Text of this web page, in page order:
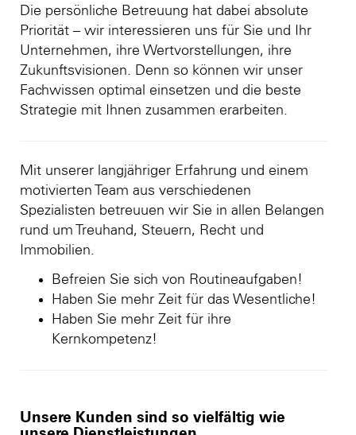
Die persönliche Betreuung hat dabei absolute
Priorität – wir interessieren uns für Sie und Ihr
Unternehmen, ihre Wertvorstellungen, ihre
Zukunftsvisionen. Denn so können wir unser
Fachwissen optimal einsetzen und die beste
Strategie mit Ihnen zusammen erarbeiten.
Mit unserer langjähriger Erfahrung und einem
motivierten Team aus verschiedenen
Spezialisten betreuuen wir Sie in allen Belangen
rund um Treuhand, Steuern, Recht und
Immobilien.
Befreien Sie sich von Routineaufgaben!
Haben Sie mehr Zeit für das Wesentliche!
Haben Sie mehr Zeit für ihre
Kernkompetenz!
Unsere Kunden sind so vielfältig wie